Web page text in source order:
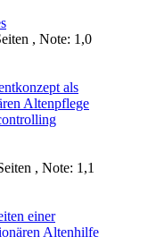
, Note: 1,0
als
Altenpflege
, Note: 1,1
einer
Altenhilfe